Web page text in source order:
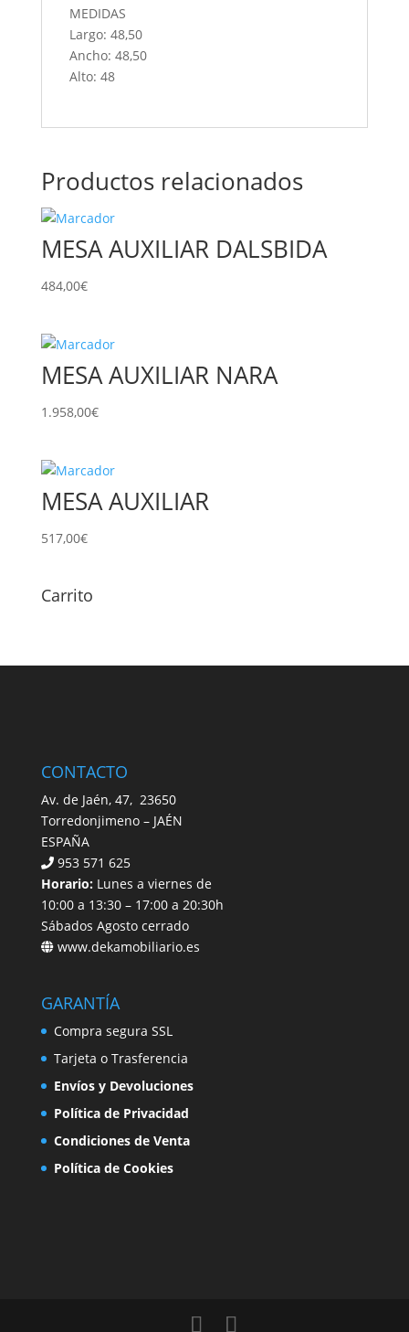
MEDIDAS
Largo: 48,50
Ancho: 48,50
Alto: 48
Productos relacionados
MESA AUXILIAR DALSBIDA
484,00€
MESA AUXILIAR NARA
1.958,00€
MESA AUXILIAR
517,00€
Carrito
CONTACTO
Av. de Jaén, 47, 23650
Torredonjimeno – JAÉN
ESPAÑA
953 571 625
Horario:Lunes a viernes de
10:00 a 13:30 – 17:00 a 20:30h
Sábados Agosto cerrado
www.dekamobiliario.es
GARANTÍA
Compra segura SSL
Tarjeta o Trasferencia
Envíos y Devoluciones
Política de Privacidad
Condiciones de Venta
Política de Cookies